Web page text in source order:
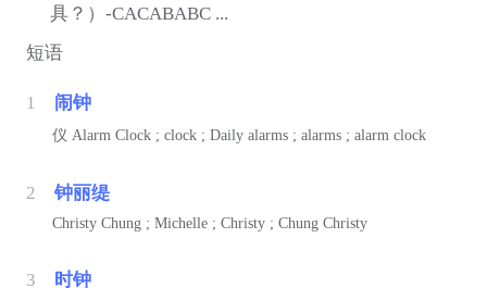
具？）-CACABABC ...
短语
1 闹钟
仪 Alarm Clock ; clock ; Daily alarms ; alarms ; alarm clock
2 钟丽缇
Christy Chung ; Michelle ; Christy ; Chung Christy
3 时钟